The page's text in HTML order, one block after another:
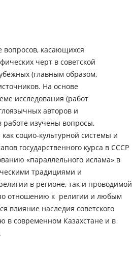
вопросов, касающихся
черт в советской
(главным образом,
На основе
исследования (работ
авторов и
работе изучены вопросы,
социо-культурной системы и
государственного курса в СССР
«параллельного ислама» в
традициями и
в регионе, так и проводимой
отношению к религии и любым
влияние наследия советского
в современном Казахстане и в